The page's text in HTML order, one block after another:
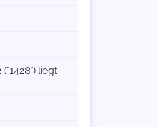
("1428") liegt